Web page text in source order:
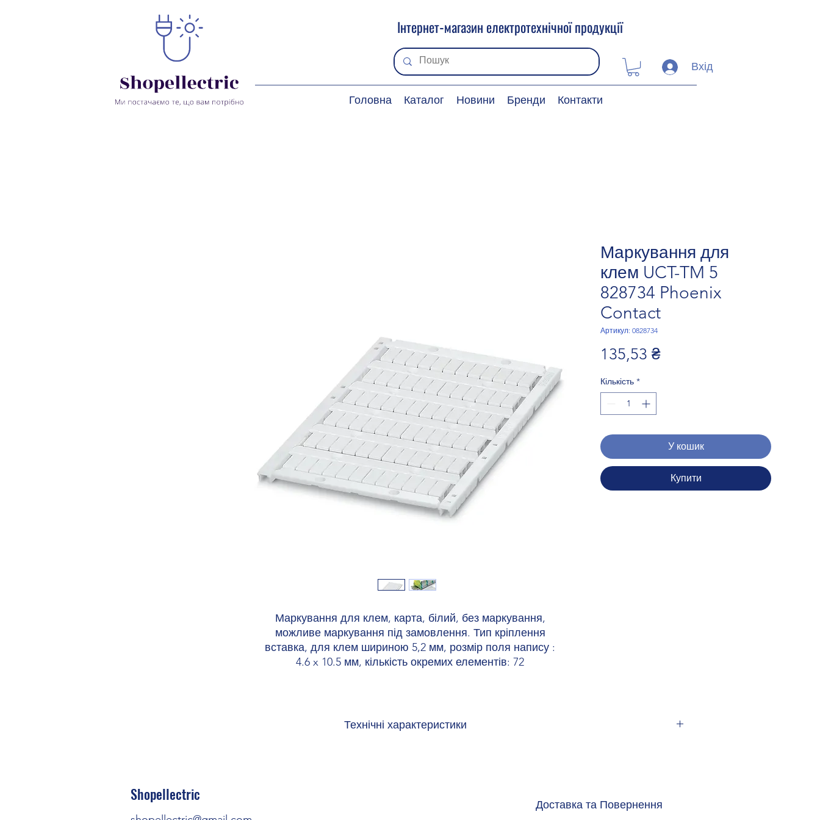
Інтернет-магазин електротехнічної продукції
Вхід
Головна Каталог Новини Бренди Контакти
Маркування для
клем UCT-TM 5
828734 Phoenix
Contact
Артикул: 0828734
135,53 ₴Ціна
Кількість *
У кошик
Купити
Маркування для клем, карта, білий, без маркування,
можливе маркування під замовлення. Тип кріплення
вставка, для клем шириною 5,2 мм, розмір поля напису :
4.6 x 10.5 мм, кількість окремих елементів: 72
Технічні характеристики
PC
Shopellectric
Доставка та Повернення